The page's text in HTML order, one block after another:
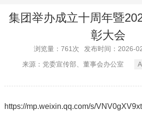
集团举办成立十周年暨
彰大会
浏览量：761次
发布时间：2026-
来源：党委宣传部、董事会办公室
https://mp.weixin.qq.com/s/